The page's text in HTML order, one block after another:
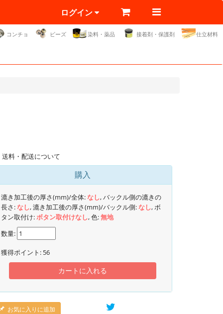
ログイン
コンチョ ビーズ 染料・薬品 接着剤・保護剤 仕立材料
送料・配送について
購入
漉き加工後の厚さ(mm)/全体:なし, バックル側の漉きの
長さ:なし, 漉き加工後の厚さ(mm)/バックル側:なし, ボ
タン取付け:ボタン取付けなし, 色:無地
数量:
獲得ポイント: 56
カートに入れる
お気に入りに追加